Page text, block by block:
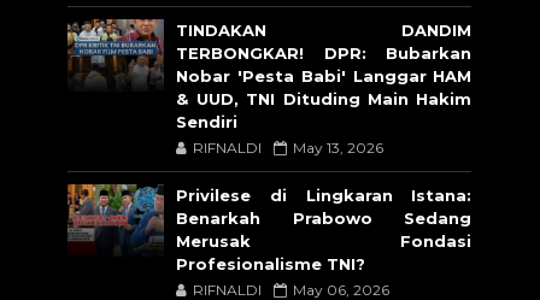
TINDAKAN DANDIM
TERBONGKAR! DPR: Bubarkan
Nobar 'Pesta Babi' Langgar HAM
& UUD, TNI Dituding Main Hakim
Sendiri
RIFNALDI May 13, 2026
Privilese di Lingkaran Istana:
Benarkah Prabowo Sedang
Merusak Fondasi
Profesionalisme TNI?
RIFNALDI May 06, 2026